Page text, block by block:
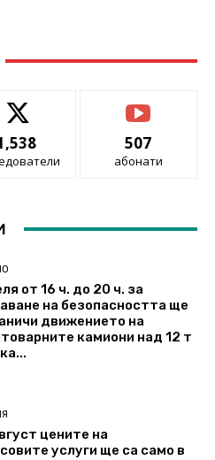
507
абонати
от 16 ч. до 20 ч. за
на безопасността ще
движението на
камиони над 12 т
цените на
услуги ще са само в